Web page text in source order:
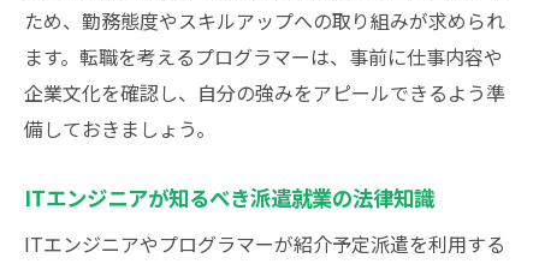
ため、勤務態度やスキルアップへの取り組みが求められ
ます。転職を考えるプログラマーは、事前に仕事内容や
企業文化を確認し、自分の強みをアピールできるよう準
備しておきましょう。
ITエンジニアが知るべき派遣就業の法律知識
ITエンジニアやプログラマーが紹介予定派遣を利用する